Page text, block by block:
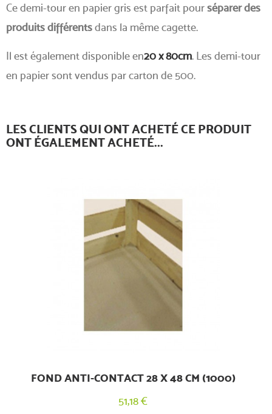
Ce demi-tour en papier gris est parfait pourséparer des
produits différentsdans la même cagette.
Il est également disponible en20 x 80cm. Les demi-tour
en papier sont vendus par carton de 500.
LES CLIENTS QUI ONT ACHETÉ CE PRODUIT
ONT ÉGALEMENT ACHETÉ...
FOND ANTI-CONTACT 28 X 48 CM (1000)
51,18 €